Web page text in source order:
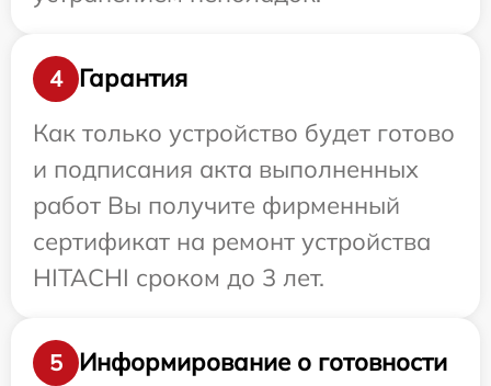
4
Гарантия
Как только устройство будет готово
и подписания акта выполненных
работ Вы получите фирменный
сертификат на ремонт устройства
HITACHI сроком до 3 лет.
5
Информирование о готовности